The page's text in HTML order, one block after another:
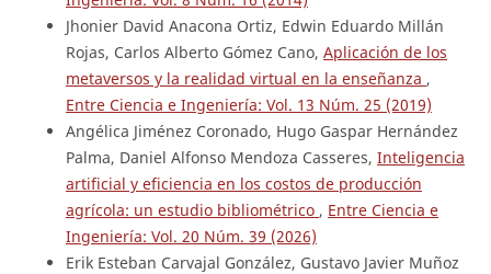
Jhonier David Anacona Ortiz, Edwin Eduardo Millán
Rojas, Carlos Alberto Gómez Cano, Aplicación de los
metaversos y la realidad virtual en la enseñanza ,
Entre Ciencia e Ingeniería: Vol. 13 Núm. 25 (2019)
Angélica Jiménez Coronado, Hugo Gaspar Hernández
Palma, Daniel Alfonso Mendoza Casseres, Inteligencia
artificial y eficiencia en los costos de producción
agrícola: un estudio bibliométrico , Entre Ciencia e
Ingeniería: Vol. 20 Núm. 39 (2026)
Erik Esteban Carvajal González, Gustavo Javier Muñoz